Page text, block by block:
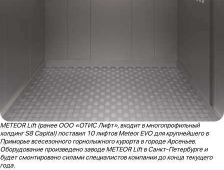
METEOR Lift (ранее ООО «ОТИС Лифт», входит в многопрофильный
холдинг S8 Capital) поставил 10 лифтов Meteor EVO для крупнейшего в
Приморье всесезонного горнолыжного курорта в городе Арсеньев.
Оборудование произведено заводе METEOR Lift в Санкт-Петербурге и
будет смонтировано силами специалистов компании до конца текущего
года.